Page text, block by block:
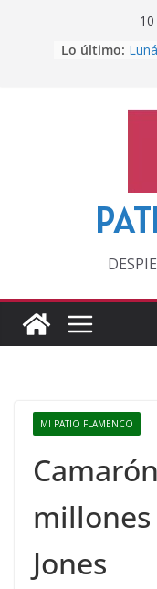
Lo último:
‘La
MI PATIO FLAMENCO
Jones